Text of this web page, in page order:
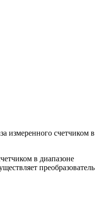
измеренного счетчиком в
в диапазоне
преобразователь